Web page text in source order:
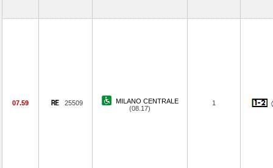
07.59 25509
MILANO CENTRALE
(08.17)
1